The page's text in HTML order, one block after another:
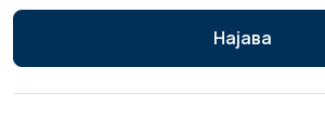
Најава